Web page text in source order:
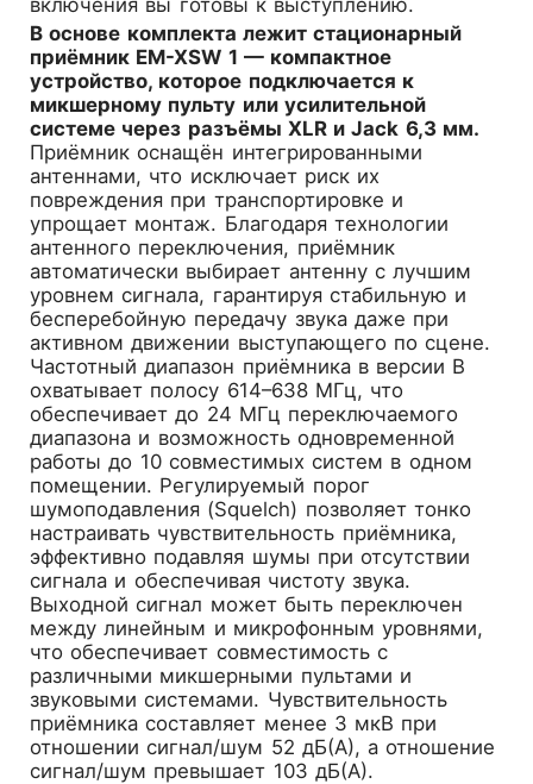
В основе комплекта лежит стационарный
приёмник EM-XSW 1 — компактное
устройство, которое подключается к
микшерному пульту или усилительной
системе через разъёмы XLR и Jack 6,3 мм.
Приёмник оснащён интегрированными
антеннами, что исключает риск их
повреждения при транспортировке и
упрощает монтаж. Благодаря технологии
антенного переключения, приёмник
автоматически выбирает антенну с лучшим
уровнем сигнала, гарантируя стабильную и
бесперебойную передачу звука даже при
активном движении выступающего по сцене.
Частотный диапазон приёмника в версии B
охватывает полосу 614–638 МГц, что
обеспечивает до 24 МГц переключаемого
диапазона и возможность одновременной
работы до 10 совместимых систем в одном
помещении. Регулируемый порог
шумоподавления (Squelch) позволяет тонко
настраивать чувствительность приёмника,
эффективно подавляя шумы при отсутствии
сигнала и обеспечивая чистоту звука.
Выходной сигнал может быть переключен
между линейным и микрофонным уровнями,
что обеспечивает совместимость с
различными микшерными пультами и
звуковыми системами. Чувствительность
приёмника составляет менее 3 мкВ при
отношении сигнал/шум 52 дБ(А), а отношение
сигнал/шум превышает 103 дБ(А).